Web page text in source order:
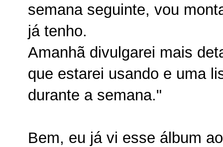
semana seguinte, vou
já tenho.
Amanhã divulgarei mais
que estarei usando e uma
durante a semana."
Bem, eu já vi esse álbum